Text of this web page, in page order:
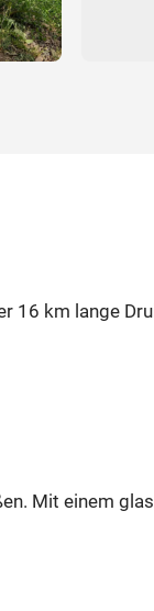
16 km lange
Mit einem